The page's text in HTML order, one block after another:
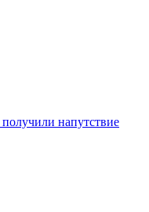
напутствие